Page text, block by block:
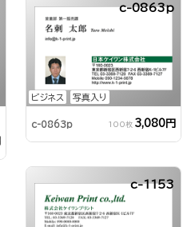
ビジネス 写真入り
c-0863p
c-0863p 100枚 3,080円
c-1153